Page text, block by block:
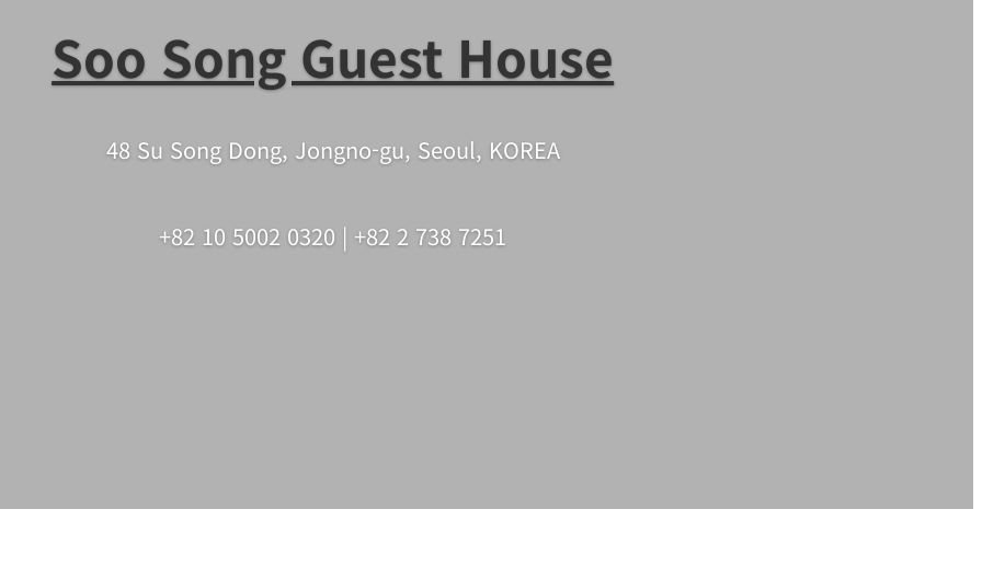
Soo Song Guest House
48 Su Song Dong, Jongno-gu, Seoul, KOREA
+82 10 5002 0320 | +82 2 738 7251